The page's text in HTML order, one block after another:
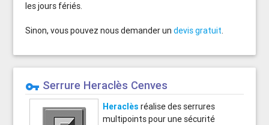
les jours fériés.
Sinon, vous pouvez nous demander undevis gratuit.
vpn_key Serrure Heraclès Cenves
Heraclès réalise des serrures
multipoints pour une sécurité